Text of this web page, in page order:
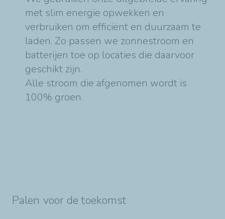
met slim energie opwekken en
verbruiken om efficiënt en duurzaam te
laden. Zo passen we zonnestroom en
batterijen toe op locaties die daarvoor
geschikt zijn.
Alle stroom die afgenomen wordt is
100% groen.
Palen voor de toekomst